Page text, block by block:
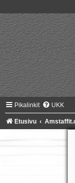
Pikalinkit UKK
Etusivu